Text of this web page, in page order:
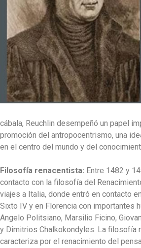
cábala, Reuchlin desempeñó un papel
promoción del antropocentrismo, una
en el centro del mundo y del
Filosofía renacentista: Entre 1482 y
contacto con la filosofía del
viajes a Italia, donde entró en contacto
Sixto IV y en Florencia con importantes
Angelo Politsiano, Marsilio Ficino,
y Dimitrios Chalkokondyles. La filosofía
caracteriza por el renacimiento del